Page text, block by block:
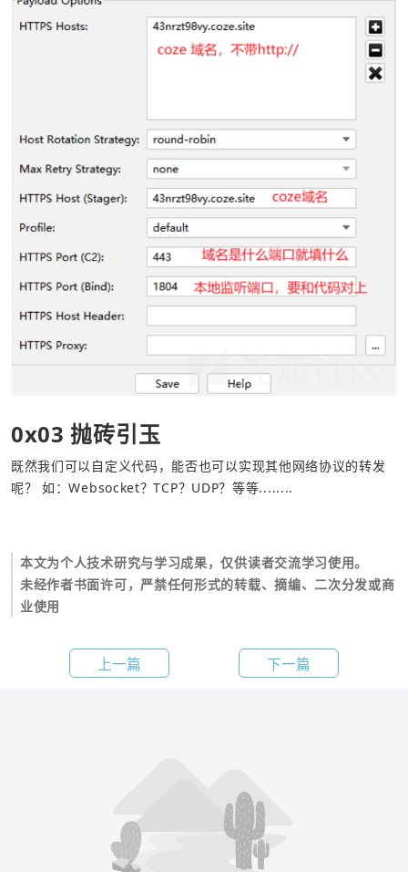
0x03 抛砖引玉
既然我们可以自定义代码，能否也可以实现其他网络协议的转发
呢？ 如：Websocket？TCP？UDP？等等........
本文为个人技术研究与学习成果，仅供读者交流学习使用。
未经作者书面许可，严禁任何形式的转载、摘编、二次分发或商
业使用
上一篇 下一篇